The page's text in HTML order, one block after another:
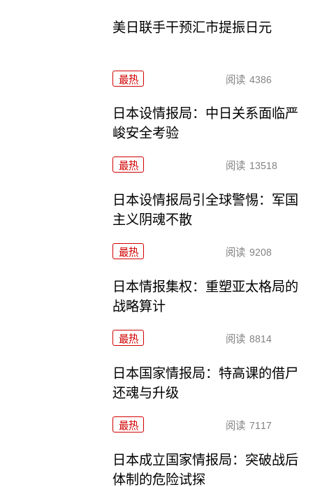
美日联手干预汇市提振日元
最热 阅读 4386
日本设情报局：中日关系面临严
峻安全考验
最热 阅读 13518
日本设情报局引全球警惕：军国
主义阴魂不散
最热 阅读 9208
日本情报集权：重塑亚太格局的
战略算计
最热 阅读 8814
日本国家情报局：特高课的借尸
还魂与升级
最热 阅读 7117
日本成立国家情报局：突破战后
体制的危险试探